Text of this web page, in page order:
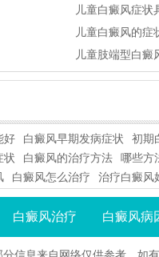
儿童白癜风症状
儿童白癜风的症
儿童肢端型白癜
好 白癜风早期发病症状
初期
状 白癜风的治疗方法
哪些方
白癜风怎么治疗 治疗白癜风
白癜风治疗 白癜风病